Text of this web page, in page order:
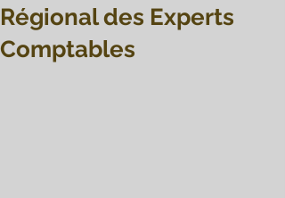
Régional des Experts
Comptables